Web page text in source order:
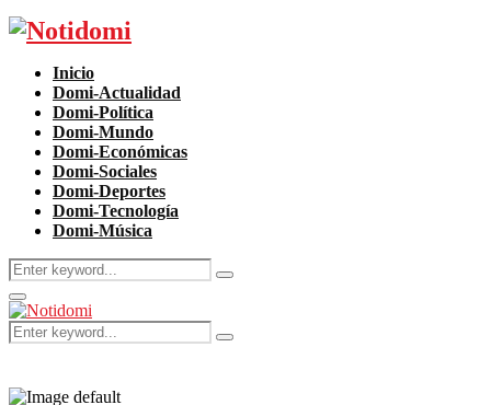
Facebook
Twitter
Instagram
Pinterest
Youtube
Inicio
Domi-Actualidad
Domi-Política
Domi-Mundo
Domi-Económicas
Domi-Sociales
Domi-Deportes
Domi-Tecnología
Domi-Música
Search
for:
Search
Primary
Menu
Search
for:
Search